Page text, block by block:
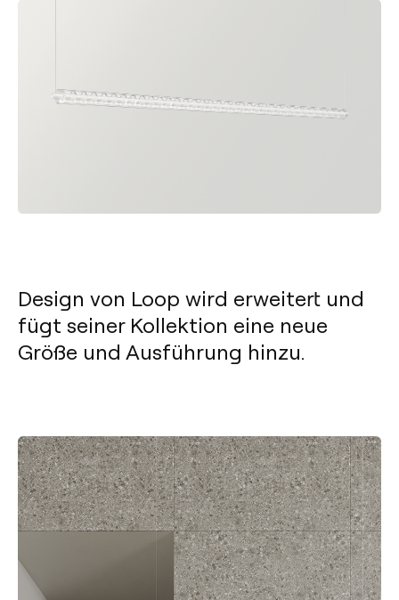
Design von Loop wird erweitert und
fügt seiner Kollektion eine neue
Größe und Ausführung hinzu.